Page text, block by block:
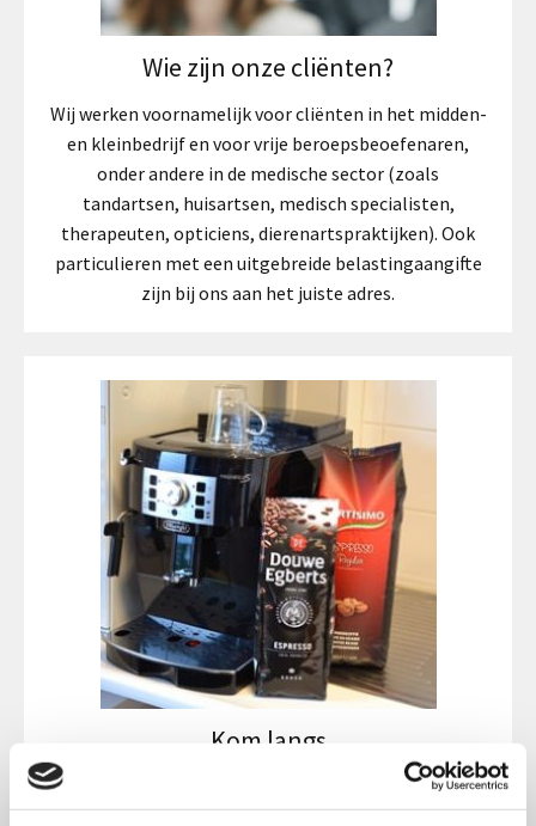
Wie zijn onze cliënten?
Wij werken voornamelijk voor cliënten in het midden-
en kleinbedrijf en voor vrije beroepsbeoefenaren,
onder andere in de medische sector (zoals
tandartsen, huisartsen, medisch specialisten,
therapeuten, opticiens, dierenartspraktijken). Ook
particulieren met een uitgebreide belastingaangifte
zijn bij ons aan het juiste adres.
Kom langs
met ons op voor een afspraak of een
kennismakingsgesprek met een van onze specialisten. Wij helpen u